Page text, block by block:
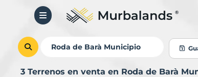
3 Terrenos en venta en Roda de Barà